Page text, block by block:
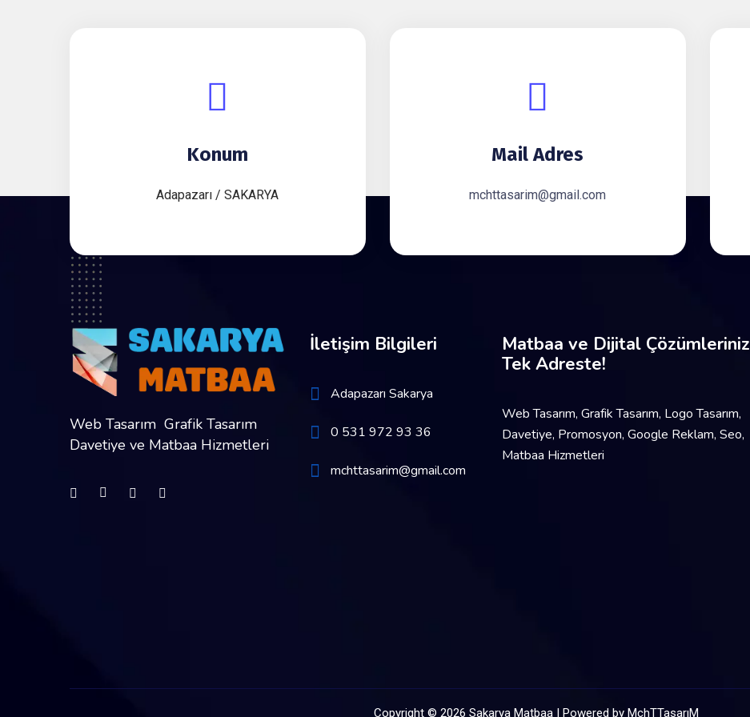
Konum
Adapazarı / SAKARYA
Mail Adres
mchttasarim@gmail.com
Web Tasarım Grafik Tasarım
Davetiye ve Matbaa Hizmetleri
İletişim Bilgileri
Adapazarı Sakarya
0 531 972 93 36
mchttasarim@gmail.com
Matbaa ve Dijital Çözümleriniz
Tek Adreste!
Web Tasarım, Grafik Tasarım, Logo Tasarım,
Davetiye, Promosyon, Google Reklam, Seo,
Matbaa Hizmetleri
Copyright © 2026 Sakarya Matbaa | Powered by MchTTasarıM